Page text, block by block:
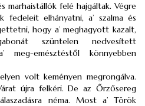
marhaistállók felé hajgáltak. Végre
fedeleit elhányatni, a’ szalma és
hogy a’ meghagyott kazalt,
szüntelen nedvesített
meg-emésztéstől könnyebben
volt keményen megrongálva.
újra felkéri. De az Őrzősereg
néma. Most a’ Török